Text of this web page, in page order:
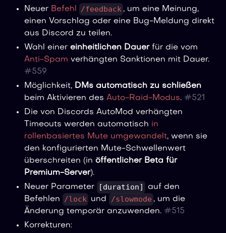
Neuer Befehl /feedback , um eine Meinung,
einen Vorschlag oder eine Bug-Meldung direkt
aus Discord zu teilen.
Wahl einer einheitlichen Dauerfür die vom
Anti-Spam verhängten Sanktionen mit Dauer.
#559
Möglichkeit, DMs automatisch zu schließen
beim Aktivieren des Auto-Raid-Modus. #521
Die von Discords AutoMod verhängten
Timeouts werden automatisch in
rollenbasiertes Mute umgewandelt, wenn sie
den konfigurierten Mute-Schwellenwert
überschreiten (in öffentlicher Beta für
Premium-Server).
Neuer Parameter
[duration]
auf den
Befehlen
/lock und /slowmode , um die
Änderung temporär anzuwenden. #515
Korrekturen: